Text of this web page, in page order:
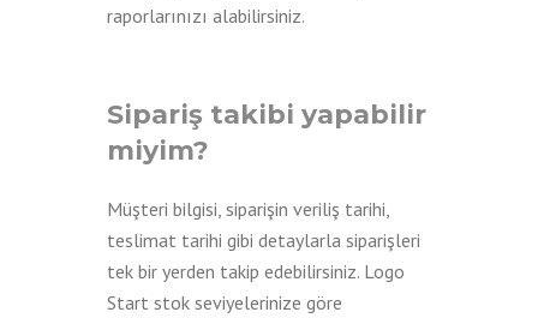
raporlarınızı alabilirsiniz.
Sipariş takibi yapabilir
miyim?
Müşteri bilgisi, siparişin veriliş tarihi,
teslimat tarihi gibi detaylarla siparişleri
tek bir yerden takip edebilirsiniz. Logo
Start stok seviyelerinize göre